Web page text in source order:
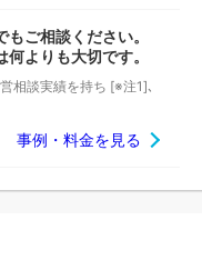
もご相談ください。
よりも大切です。
相談実績を持ち [※注1]､
事例・料金を見る